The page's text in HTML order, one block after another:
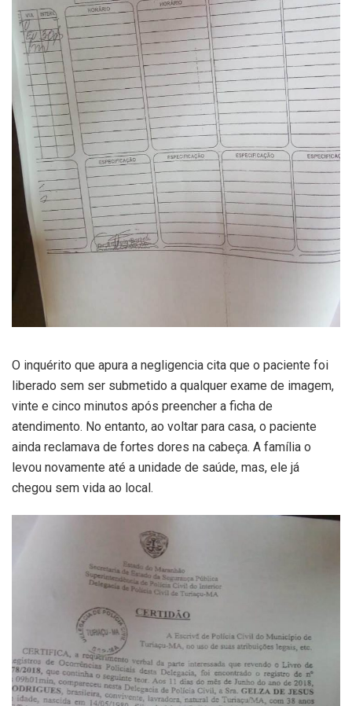
O inquérito que apura a negligencia cita que o paciente foi
liberado sem ser submetido a qualquer exame de imagem,
vinte e cinco minutos após preencher a ficha de
atendimento. No entanto, ao voltar para casa, o paciente
ainda reclamava de fortes dores na cabeça. A família o
levou novamente até a unidade de saúde, mas, ele já
chegou sem vida ao local.